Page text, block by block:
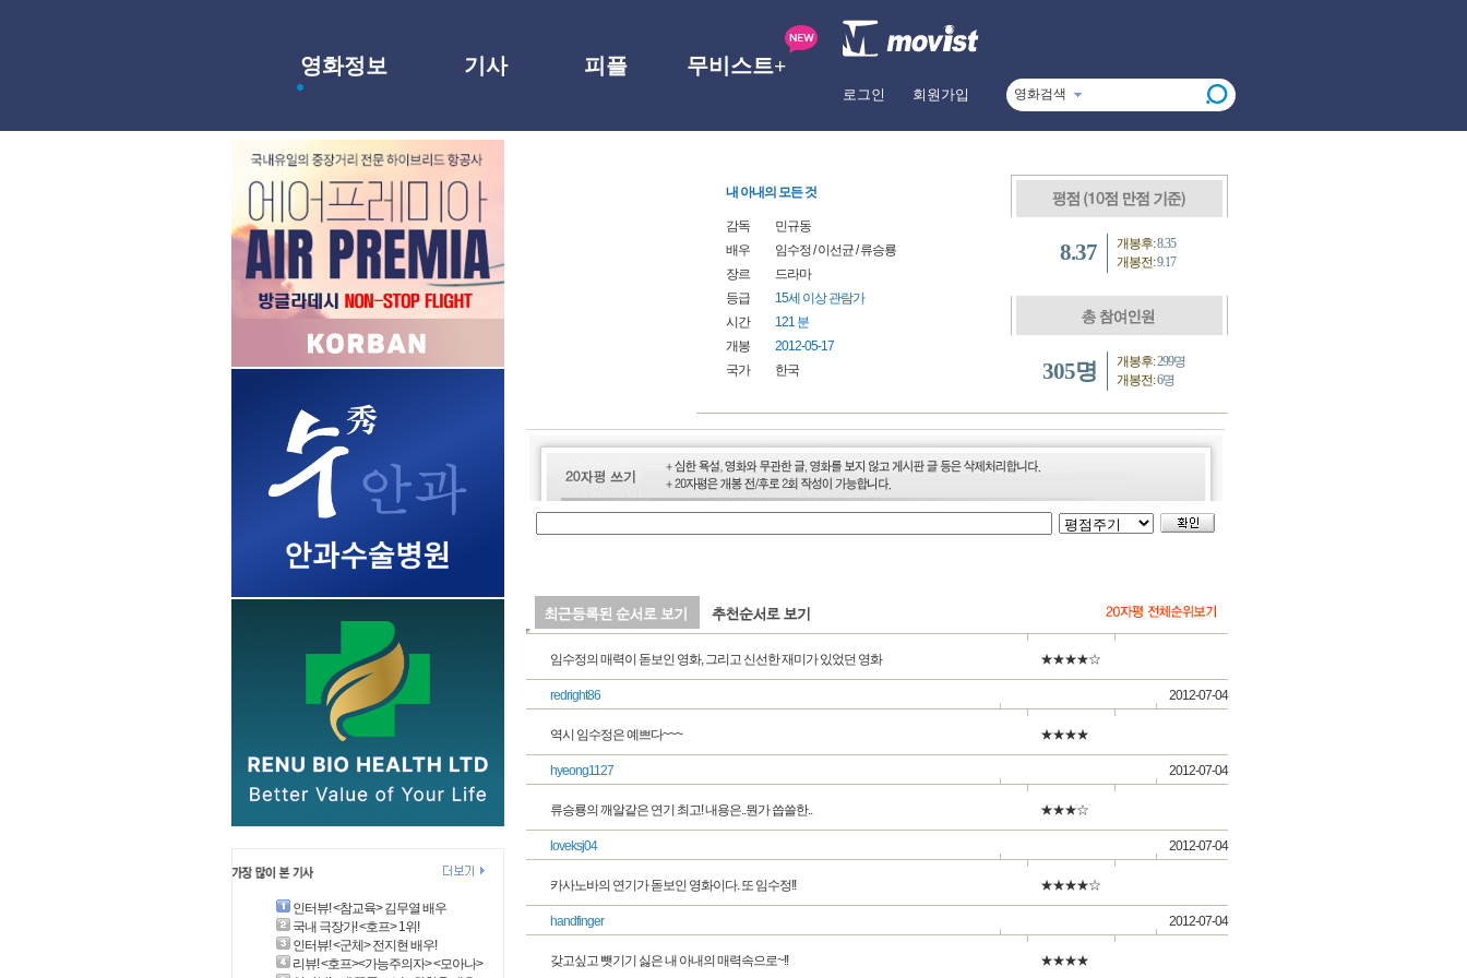
영화정보 기사 피플 무비스트+
로그인 회원가입 영화검색
인터뷰! <참교육> 김무열 배우
국내 극장가! <호프> 1위!
인터뷰! <군체> 전지현 배우!
리뷰! <호프><가능주의자> <모아나>
내 아내의 모든 것
감독
민규동
배우
임수정/이선균/류승룡
장르
드라마
등급
15세 이상 관람가
시간
121 분
개봉
2012-05-17
국가
한국
8.37 개봉후:8.35
개봉전:9.17
305명 개봉후:299명
개봉전:6명
임수정의 매력이 돋보인 영화, 그리고 신선한 재미가 있었던 영화 ★★★★☆
redright86 2012-07-04
역시 임수정은 예쁘다~~~ ★★★★
hyeong1127 2012-07-04
류승룡의 깨알같은 연기 최고! 내용은..뭔가 씁쓸한.. ★★★☆
loveksj04 2012-07-04
카사노바의 연기가 돋보인 영화이다. 또 임수정!! ★★★★☆
handfinger 2012-07-04
갖고싶고 뺏기기 싫은 내 아내의 매력속으로~!! ★★★★